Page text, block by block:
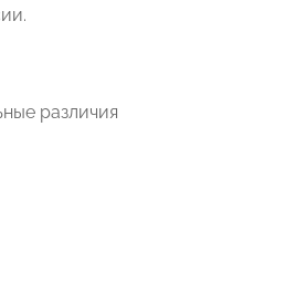
различия